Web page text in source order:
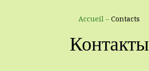
Accueil – Contacts
Контакты